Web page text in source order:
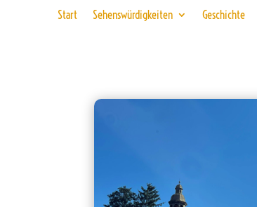
Start Sehenswürdigkeiten Geschichte